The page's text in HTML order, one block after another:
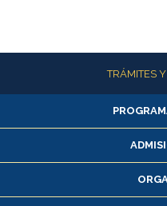
Más información
TRÁMITES
Alumnas/
Inscripción y
Consulta y